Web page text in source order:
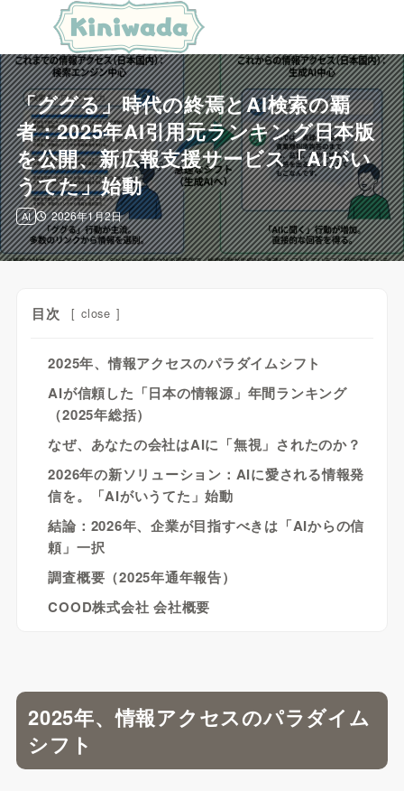
「ググる」時代の終焉とAI検索の覇
者：2025年AI引用元ランキング日本版
を公開、新広報支援サービス「AIがい
うてた」始動
2026年1月2日
AI
目次 [ close ]
2025年、情報アクセスのパラダイムシフト
AIが信頼した「日本の情報源」年間ランキング
（2025年総括）
なぜ、あなたの会社はAIに「無視」されたのか？
2026年の新ソリューション：AIに愛される情報発
信を。「AIがいうてた」始動
結論：2026年、企業が目指すべきは「AIからの信
頼」一択
調査概要（2025年通年報告）
COOD株式会社 会社概要
2025年、情報アクセスのパラダイム
シフト